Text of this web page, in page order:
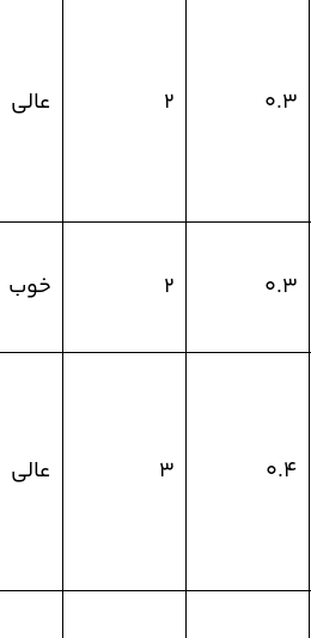
۰.۳ ۲ عالی
۰.۳ ۲ خوب
۰.۴ ۳ عالی